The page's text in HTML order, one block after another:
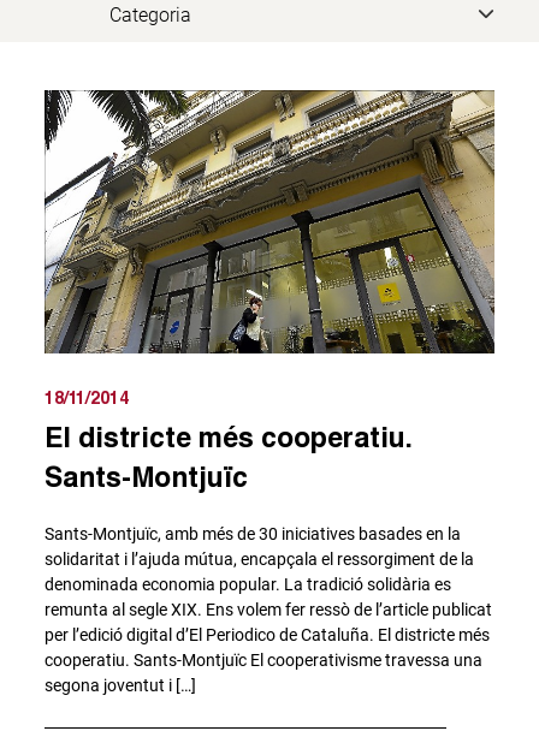
18/11/2014
El districte més cooperatiu.
Sants-Montjuïc
Sants-Montjuïc, amb més de 30 iniciatives basades en la
solidaritat i l’ajuda mútua, encapçala el ressorgiment de la
denominada economia popular. La tradició solidària es
remunta al segle XIX. Ens volem fer ressò de l’article publicat
per l’edició digital d’El Periodico de Cataluña. El districte més
cooperatiu. Sants-Montjuïc El cooperativisme travessa una
segona joventut i […]